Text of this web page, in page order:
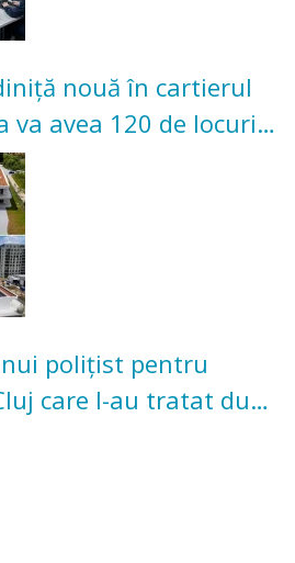
nouă în cartierul
va avea 120 de locuri
polițist pentru
care l-au tratat după